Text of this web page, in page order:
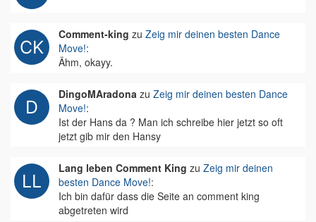
Comment-king zu Zeig mir deinen besten Dance
Move!:
Ähm, okayy.
DingoMAradona zu Zeig mir deinen besten Dance
Move!:
Ist der Hans da ? Man ich schreibe hier jetzt so oft
jetzt gib mir den Hansy
Lang leben Comment King zu Zeig mir deinen
besten Dance Move!:
Ich bin dafür dass die Seite an comment king
abgetreten wird